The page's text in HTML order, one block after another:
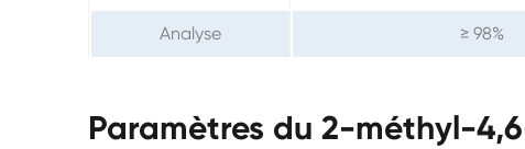
Analyse ≥ 98%
Paramètres du 2-méthyl-